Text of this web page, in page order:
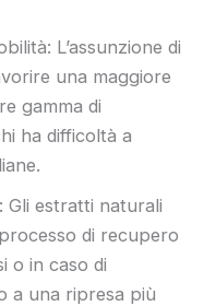
L’assunzione di
una maggiore
gamma di
ha difficoltà a
estratti naturali
di recupero
o in caso di
a una ripresa più